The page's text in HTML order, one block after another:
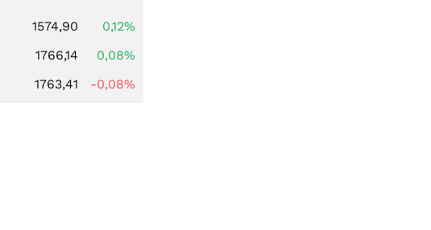
1574,90
0,12%
1766,14
0,08%
1763,41 -0,08%